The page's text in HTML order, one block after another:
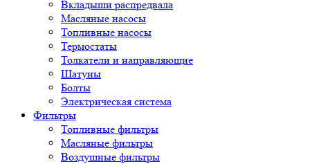
Вкладыши распредвала
Масляные насосы
Топливные насосы
Термостаты
Толкатели и направляющие
Шатуны
Болты
Электрическая система
Фильтры
Топливные фильтры
Масляные фильтры
Воздушные фильтры